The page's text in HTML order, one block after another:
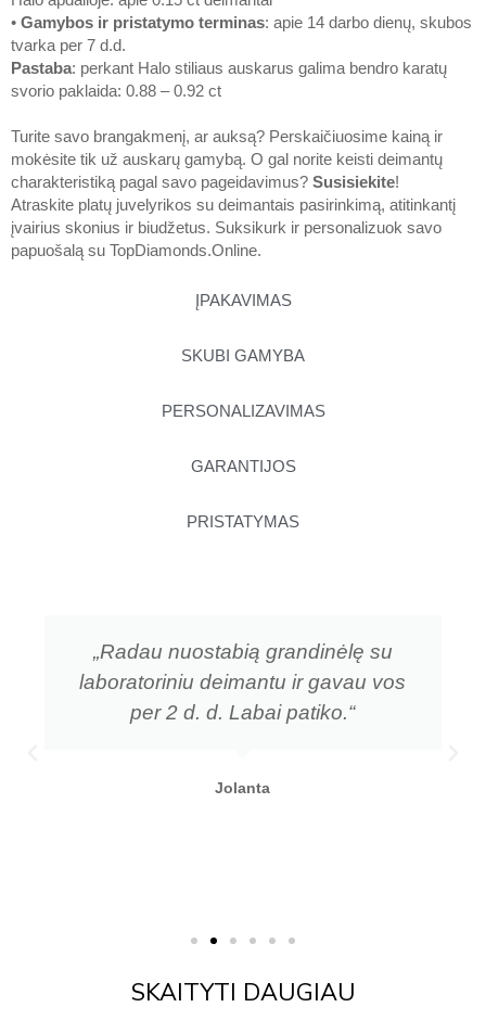
ĮPAKAVIMAS
SKUBI GAMYBA
PERSONALIZAVIMAS
GARANTIJOS
PRISTATYMAS
• Gamybos ir pristatymo terminas: apie 14 darbo dienų, skubos
tvarka per 7 d.d.
Pastaba: perkant Halo stiliaus auskarus galima bendro karatų
svorio paklaida: 0.88 – 0.92 ct
Turite savo brangakmenį, ar auksą? Perskaičiuosime kainą ir
mokėsite tik už auskarų gamybą. O gal norite keisti deimantų
charakteristiką pagal savo pageidavimus? Susisiekite!
Atraskite platų juvelyrikos su deimantais pasirinkimą, atitinkantį
įvairius skonius ir biudžetus. Suksikurk ir personalizuok savo
papuošalą su TopDiamonds.Online.
„Radau nuostabią grandinėlę su
laboratoriniu deimantu ir gavau vos
per 2 d. d. Labai patiko.“
Jolanta
SKAITYTI DAUGIAU